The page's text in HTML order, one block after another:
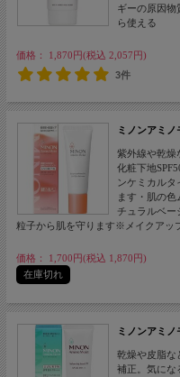
ギーの原因
ら使える
価格： 1,870円(税込 2,057円)
3件
ミノンアミ
紫外線や乾燥
化粧下地
ンケミカル
ます・肌の
チュラルベー
粒子から肌を守ります※メイクアッ
価格： 1,700円(税込 1,870円)
在庫切れ
ミノンアミ
乾燥や皮脂な
補正。気にな